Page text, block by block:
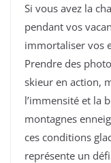
Si vous avez la
pendant vos
immortaliser vos
Prendre des
skieur en action,
l’immensité et la
montagnes
ces conditions
représente un